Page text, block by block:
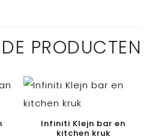
PRODUCTEN
Infiniti Klejn bar en
kitchen kruk